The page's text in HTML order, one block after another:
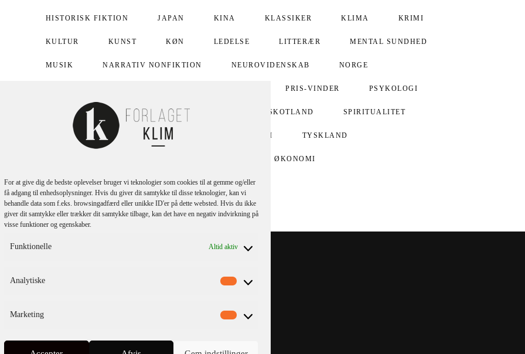
For at give dig de bedste oplevelser bruger vi teknologier som cookies til at gemme og/eller
få adgang til enhedsoplysninger. Hvis du giver dit samtykke til disse teknologier, kan vi
behandle data som f.eks. browsingadfærd eller unikke ID'er på dette websted. Hvis du ikke
giver dit samtykke eller trækker dit samtykke tilbage, kan det have en negativ indvirkning på
visse funktioner og egenskaber.
Funktionelle Altid aktiv
Analytiske
Marketing
HISTORISK FIKTION JAPAN KINA KLASSIKER KLIMA KRIMI
KULTUR KUNST KØN LEDELSE LITTERÆR MENTAL SUNDHED
MUSIK NARRATIV NONFIKTION NEUROVIDENSKAB NORGE
PRIS-VINDER PSYKOLOGI
PÆDAGOGIK RELIGION SKOTLAND SPIRITUALITET
SUNDHED SVERIGE TEOLOGI TYSKLAND
ØKONOMI
nyhedsbrev